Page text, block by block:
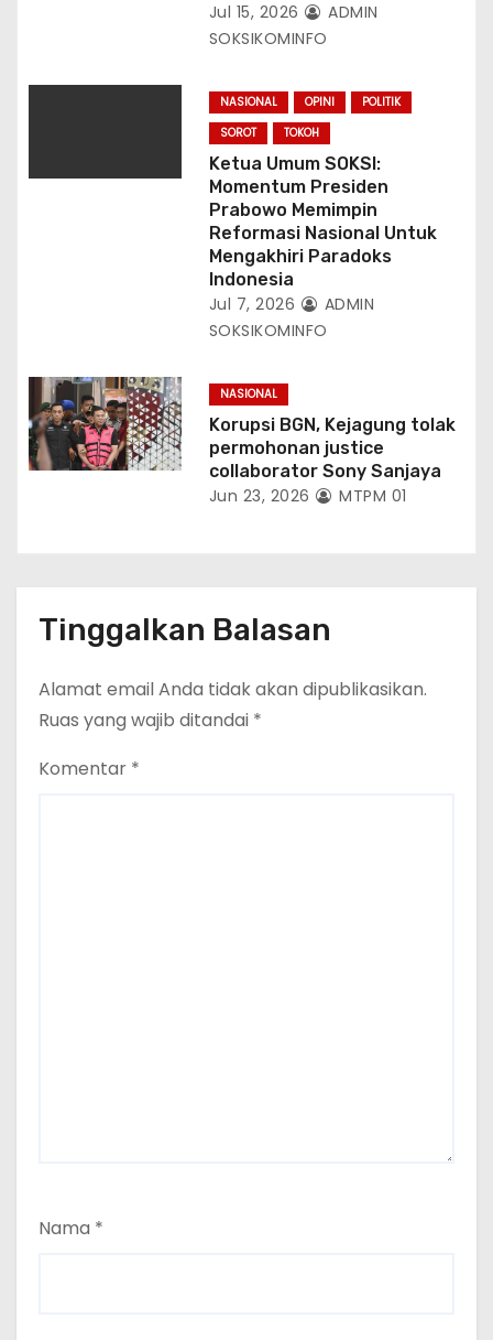
Jul 15, 2026
ADMIN
SOKSIKOMINFO
NASIONAL OPINI
POLITIK
SOROT
TOKOH
Ketua Umum SOKSI:
Momentum Presiden
Prabowo Memimpin
Reformasi Nasional Untuk
Mengakhiri Paradoks
Indonesia
Jul 7, 2026
ADMIN
SOKSIKOMINFO
NASIONAL
Korupsi BGN, Kejagung tolak
permohonan justice
collaborator Sony Sanjaya
Jun 23, 2026 MTPM 01
Tinggalkan Balasan
Alamat email Anda tidak akan dipublikasikan.
Ruas yang wajib ditandai *
Komentar *
Nama *